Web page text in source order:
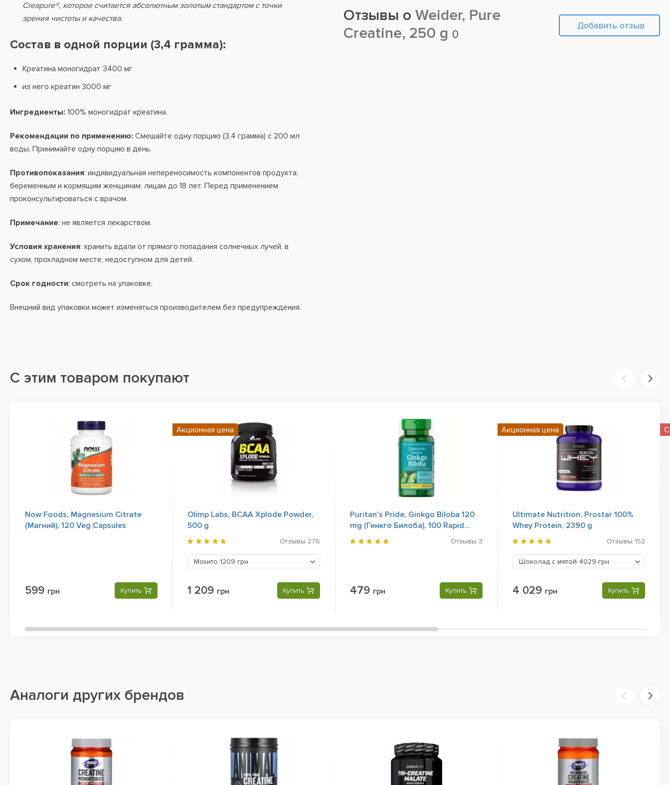
Creapure®, которое считается абсолютным золотым стандартом с точки
зрения чистоты и качества.
Состав в одной порции (3,4 грамма):
Креатина моногидрат 3400 мг
из него креатин 3000 мг
Ингредиенты: 100% моногидрат креатина.
Рекомендации по применению: Смешайте одну порцию (3,4 грамма) с 200 мл
воды. Принимайте одну порцию в день.
Противопоказания: индивидуальная непереносимость компонентов продукта,
беременным и кормящим женщинам, лицам до 18 лет. Перед применением
проконсультироваться с врачом.
Примечание: не является лекарством.
Условия хранения: хранить вдали от прямого попадания солнечных лучей, в
сухом, прохладном месте, недоступном для детей.
Срок годности: смотреть на упаковке.
Внешний вид упаковки может изменяться производителем без предупреждения.
Отзывы о Weider, Pure
Creatine, 250 g 0
Добавить отзыв
С этим товаром покупают
Now Foods, Magnesium Citrate
(Магний), 120 Veg Capsules
599 грн Купить
Olimp Labs, BCAA Xplode Powder,
500 g
Отзывы 276
Мохито 1209 грн
1 209 грн Купить
Акционная цена
Puritan's Pride, Ginkgo Biloba 120
mg (Гинкго Билоба), 100 Rapid
Release Capsules
Отзывы 3
479 грн Купить
Ultimate Nutrition, Prostar 100%
Whey Protein, 2390 g
Отзывы 152
Шоколад с мятой 4029 грн
4 029 грн Купить
Акционная цена
Аналоги других брендов